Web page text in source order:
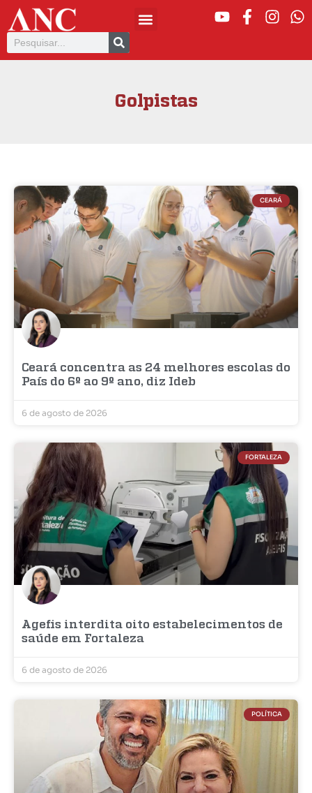
Golpistas
CEARÁ
Ceará concentra as 24 melhores escolas do
País do 6º ao 9º ano, diz Ideb
6 de agosto de 2026
FORTALEZA
Agefis interdita oito estabelecimentos de
saúde em Fortaleza
6 de agosto de 2026
POLÍTICA